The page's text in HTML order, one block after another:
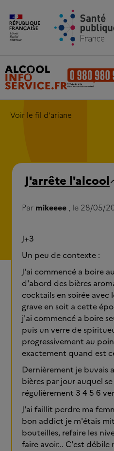
Aller au contenu principal
Voir le fil d'ariane
J'arrête l'alcool
Par mikeeee , le 28/05/
J+3
Un peu de contexte :
J'ai commencé a boire
d'abord des bières
cocktails en soirée avec
grave en soit a cette
j'ai commencé a boire
puis un verre de
progressivement au
exactement quand est
Dernièrement je buvais
bières par jour auquel
régulièrement 3 4 5 6
J'ai faillit perdre ma
bon addict je m'étais
bouteilles, refaire les
faire avoir... C'est débile